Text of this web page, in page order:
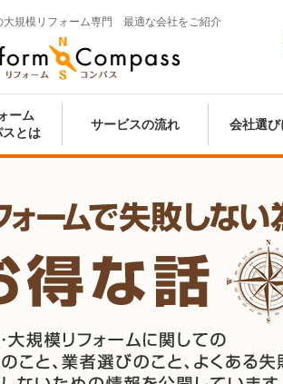
大規模リフォーム専門 最適な会社をご紹介
ーム
スとは
サービスの流れ 会社選